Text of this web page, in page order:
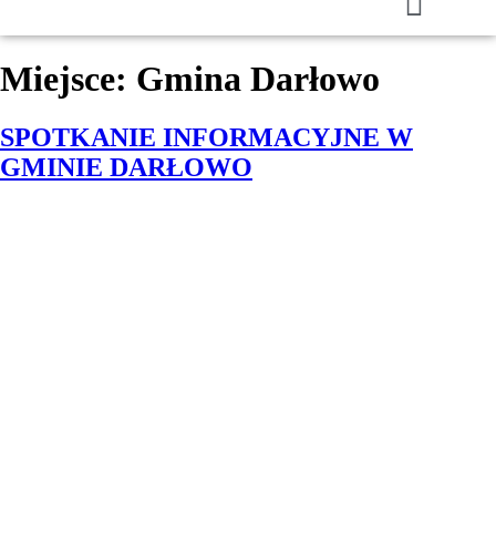
Miejsce: Gmina Darłowo
SPOTKANIE INFORMACYJNE W
GMINIE DARŁOWO